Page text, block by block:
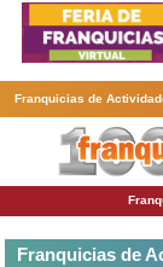
Franquicias de
franquicias de
Franquicias de